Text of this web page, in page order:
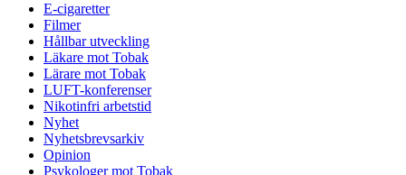
E-cigaretter
Filmer
Hållbar utveckling
Läkare mot Tobak
Lärare mot Tobak
LUFT-konferenser
Nikotinfri arbetstid
Nyhet
Nyhetsbrevsarkiv
Opinion
Psykologer mot Tobak